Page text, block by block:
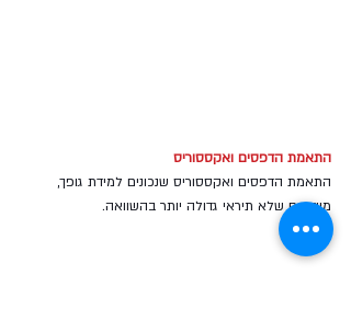
התאמת הדפסים ואקססוריס
התאמת הדפסים ואקססוריס שנכונים למידת גופך,
מוודאים שלא תיראי גדולה יותר בהשוואה.